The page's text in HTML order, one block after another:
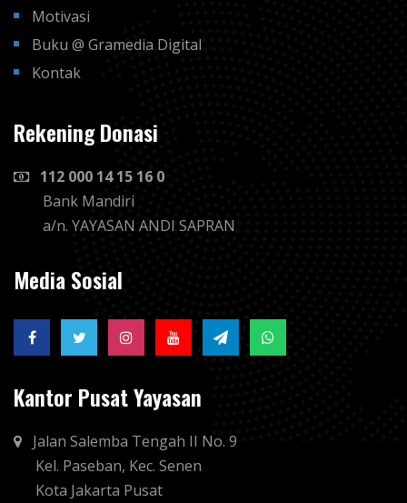
Motivasi
Buku @ Gramedia Digital
Kontak
Rekening Donasi
112 000 14 15 16 0
Bank Mandiri
a/n. YAYASAN ANDI SAPRAN
Media Sosial
Kantor Pusat Yayasan
Jalan Salemba Tengah II No. 9
Kel. Paseban, Kec. Senen
Kota Jakarta Pusat